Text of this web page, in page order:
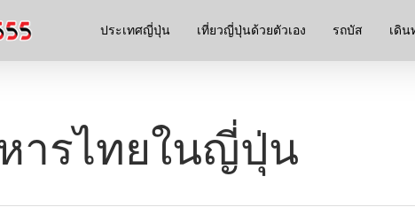
ประเทศญี่ปุ่น เที่ยวญี่ปุ่นด้วยตัวเอง รถบัส เดิน
ารไทยในญี่ปุ่น